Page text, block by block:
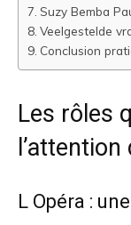
Suzy Bemba
Veelgestelde
Conclusion
Les rôles
L Opéra :